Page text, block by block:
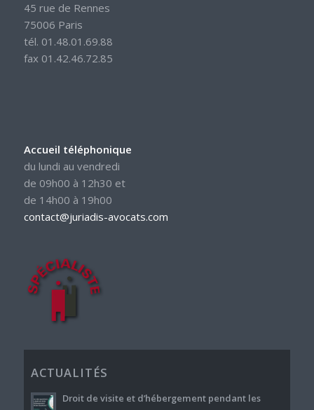
45 rue de Rennes
75006 Paris
tél. 01.48.01.69.88
fax 01.42.46.72.85
Accueil téléphonique
du lundi au vendredi
de 09h00 à 12h30 et
de 14h00 à 19h00
contact@juriadis-avocats.com
ACTUALITÉS
Droit de visite et d’hébergement pendant les